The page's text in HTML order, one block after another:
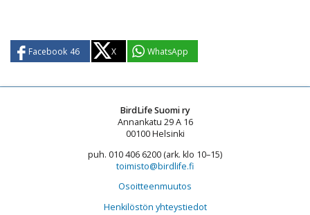
Facebook 46 X WhatsApp
BirdLife Suomi ry
Annankatu 29 A 16
00100 Helsinki
puh. 010 406 6200 (ark. klo 10–15)
toimisto@birdlife.fi
Osoitteenmuutos
Henkilöstön yhteystiedot